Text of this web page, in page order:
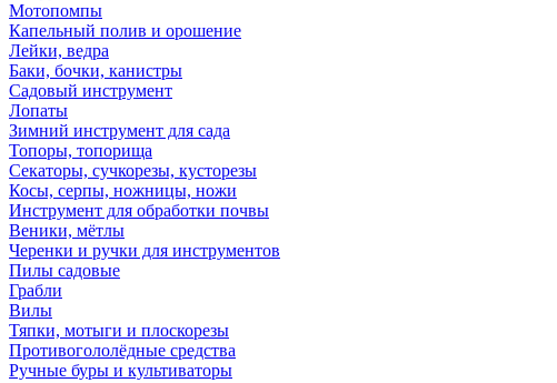
Мотопомпы
Капельный полив и орошение
Лейки, ведра
Баки, бочки, канистры
Садовый инструмент
Лопаты
Зимний инструмент для сада
Топоры, топорища
Секаторы, сучкорезы, кусторезы
Косы, серпы, ножницы, ножи
Инструмент для обработки почвы
Веники, мётлы
Черенки и ручки для инструментов
Пилы садовые
Грабли
Вилы
Тяпки, мотыги и плоскорезы
Противогололёдные средства
Ручные буры и культиваторы